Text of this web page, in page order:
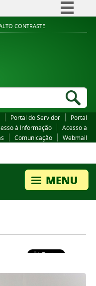
Simplifique!
Legislação
CONTRASTE
Portal do Servidor
Portal
à Informação
Acesso a
Comunicação Webmail